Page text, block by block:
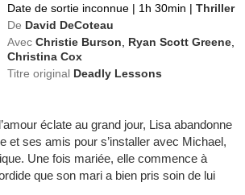
Date de sortie inconnue | 1h 30min | Thriller
De David DeCoteau
Avec Christie Burson Ryan Scott Greene
Christina Cox
Titre original Deadly Lessons
éclate au grand jour, Lisa abandonne
et ses amis pour s’installer avec Michael,
Une fois mariée, elle commence à
que son mari a bien pris soin de lui